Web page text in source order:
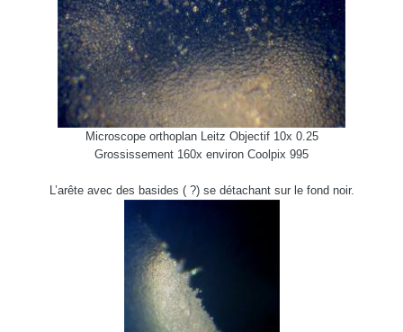
Microscope orthoplan Leitz Objectif 10x 0.25
Grossissement 160x environ Coolpix 995
L’arête avec des basides ( ?) se détachant sur le fond noir.